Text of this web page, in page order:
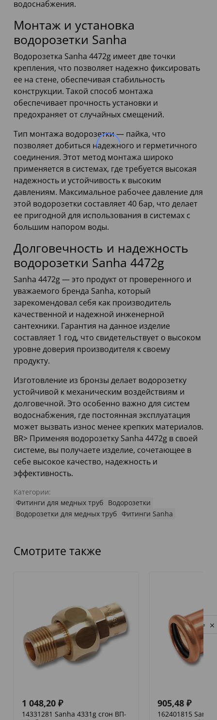
водоснабжения.
Монтаж и установка
водорозетки Sanha
Водорозетка Sanha 4472g имеет две точки
крепления, что позволяет надежно фиксировать
ее на стене, обеспечивая стабильность
конструкции. Такой способ монтажа
обеспечивает прочность установки и
предохраняет от случайных смещений.
Тип монтажа водорозетки — пайка, что
позволяет добиться надежного и герметичного
соединения. Этот метод монтажа широко
применяется в системах, где требуется высокая
надежность и устойчивость к высоким
давлениям. Максимальное рабочее давление для
этой водорозетки составляет 40 бар, что делает
ее пригодной для использования в системах с
большим напором воды.
Долговечность и надежность
водорозетки Sanha 4472g
Sanha 4472g — это продукт от проверенного и
уважаемого бренда Sanha, который
зарекомендовал себя как производитель
качественной и надежной инженерной
сантехники. Гарантия на данное изделие
составляет 1 год, что свидетельствует о высоком
уровне доверия производителя к своему
продукту.
Изготовление из бронзы делает водорозетку
устойчивой к механическим воздействиям и
долговечной. Это особенно важно для систем
водоснабжения, где постоянная эксплуатация
может вызвать износ менее крепких материалов.
BR> Применяя водорозетку Sanha 4472g в своей
системе, вы получаете изделие, сочетающее в
себе высокое качество, надежность и
эффективность.
Категории:
Фитинги для медных труб Водорозетки
Водорозетки для медных труб Фитинги Sanha
Смотрите также
1 048,20 ₽
14331281 Sanha 4331g сгон ВП-
905,48 ₽
162401815
Privacy notice